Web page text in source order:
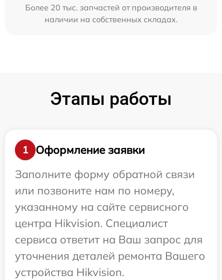
Более 20 тыс. запчастей от производителя в
наличии на собственных складах.
Этапы работы
1
Оформление заявки
Заполните форму обратной связи
или позвоните нам по номеру,
указанному на сайте сервисного
центра Hikvision. Специалист
сервиса ответит на Ваш запрос для
уточнения деталей ремонта Вашего
устройства Hikvision.